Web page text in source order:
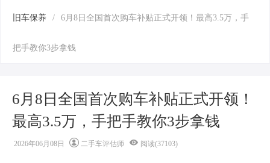
二手车商
旧车保养 / 6月8日全国首次购车补贴正式开领！最高3.5万，手
把手教你3步拿钱
6月8日全国首次购车补贴正式开领！
最高3.5万，手把手教你3步拿钱
2026年06月08日 二手车评估师 阅读(37103)